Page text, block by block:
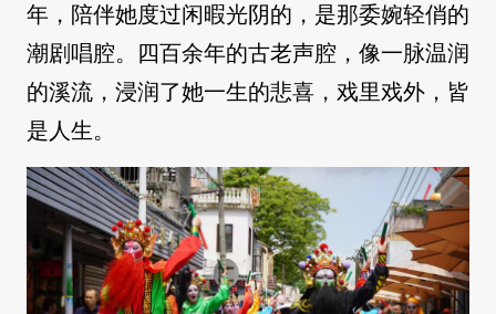
年，陪伴她度过闲暇光阴的，是那委婉轻俏的
潮剧唱腔。四百余年的古老声腔，像一脉温润
的溪流，浸润了她一生的悲喜，戏里戏外，皆
是人生。